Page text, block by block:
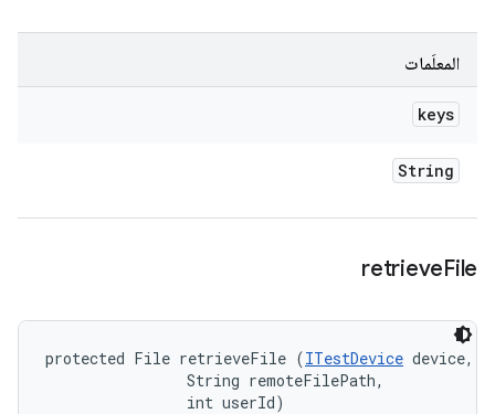
المعلَمات
keys
String
retrieveFile
protected File retrieveFile (ITestDevice device,
                String remoteFilePath,
                int userId)